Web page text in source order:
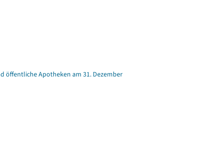
öffentliche Apotheken am 31. Dezember